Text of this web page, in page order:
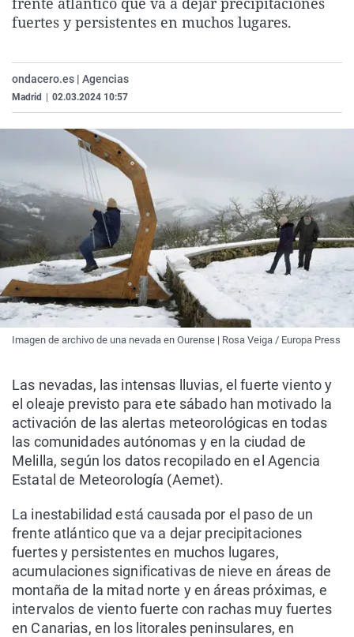
La rosa de los vientos
Como el perro y el
Caso
Equipo de
Extremadura
La Rioja
Virales
Elecciones
fuertes y persistentes en muchos lugares.
ondacero.es | Agencias
Madrid 02.03.2024 10:57
Imagen de archivo de una nevada en Ourense | Rosa Veiga / Europa Press
Las nevadas, las intensas lluvias, el fuerte viento y
el oleaje previsto para ete sábado han motivado la
activación de las alertas meteorológicas en todas
las comunidades autónomas y en la ciudad de
Melilla, según los datos recopilado en el Agencia
Estatal de Meteorología (Aemet).
La inestabilidad está causada por el paso de un
frente atlántico que va a dejar precipitaciones
fuertes y persistentes en muchos lugares,
acumulaciones significativas de nieve en áreas de
montaña de la mitad norte y en áreas próximas, e
intervalos de viento fuerte con rachas muy fuertes
en Canarias, en los litorales peninsulares, en